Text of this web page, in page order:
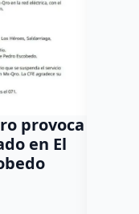
provoca
en El